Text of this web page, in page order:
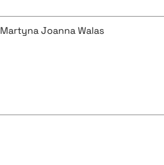
Martyna Joanna Walas